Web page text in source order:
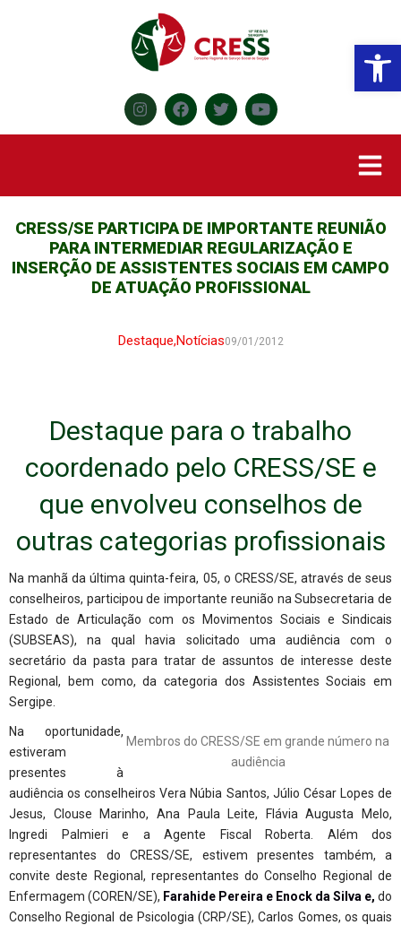
CRESS/SE PARTICIPA DE IMPORTANTE REUNIÃO
PARA INTERMEDIAR REGULARIZAÇÃO E
INSERÇÃO DE ASSISTENTES SOCIAIS EM CAMPO
DE ATUAÇÃO PROFISSIONAL
Destaque,Notícias09/01/2012
Destaque para o trabalho
coordenado pelo CRESS/SE e
que envolveu conselhos de
outras categorias profissionais
Na manhã da última quinta-feira, 05, o CRESS/SE, através de seus
conselheiros, participou de importante reunião na Subsecretaria de
Estado de Articulação com os Movimentos Sociais e Sindicais
(SUBSEAS), na qual havia solicitado uma audiência com o
secretário da pasta para tratar de assuntos de interesse deste
Regional, bem como, da categoria dos Assistentes Sociais em
Sergipe.
Membros do CRESS/SE em grande número na
audiência
Na oportunidade,
estiveram
presentes à
audiência os conselheiros Vera Núbia Santos, Júlio César Lopes de
Jesus, Clouse Marinho, Ana Paula Leite, Flávia Augusta Melo,
Ingredi Palmieri e a Agente Fiscal Roberta. Além dos
representantes do CRESS/SE, estivem presentes também, a
convite deste Regional, representantes do Conselho Regional de
Enfermagem (COREN/SE), Farahide Pereira e Enock da Silva e, do
Conselho Regional de Psicologia (CRP/SE), Carlos Gomes, os quais